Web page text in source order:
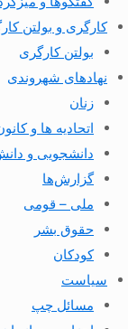
کارگری و بولتن
بولتن کارگری
نهادهای شهروندی
زنان
اتحادیه ها و
دانشجویی و
گزارش‌ها
ملی – قومی
حقوق بشر
کودکان
سیاست
مسائل چپ